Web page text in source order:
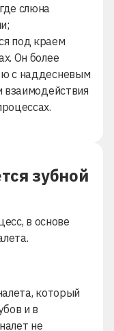
слюна
под краем
Он более
с наддесневым
взаимодействия
зубной
в основе
который
и в
не